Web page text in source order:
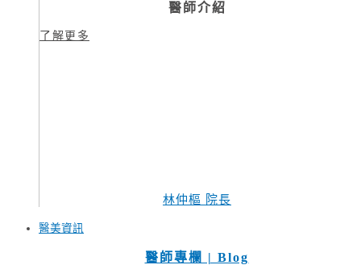
醫師介紹
了解更多
林仲樞 院長
醫美資訊
醫師專欄 | Blog